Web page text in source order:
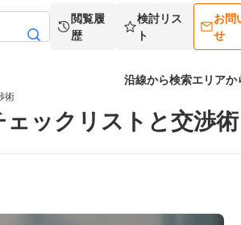
閲覧履
歴
検討リス
ト
お問
せ
沿線から検索エリアか
術
ックリストと交渉術